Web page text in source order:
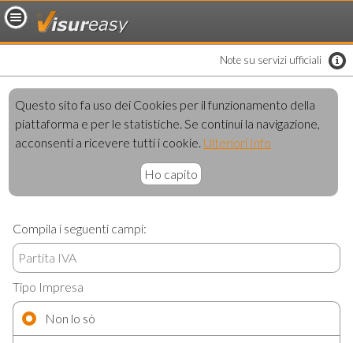
Note su servizi ufficiali
Questo sito fa uso dei Cookies per il funzionamento della
piattaforma e per le statistiche. Se continui la navigazione,
acconsenti a ricevere tutti i cookie. Ulteriori Info
Ho capito
Compila i seguenti campi:
Tipo Impresa
Non lo sò